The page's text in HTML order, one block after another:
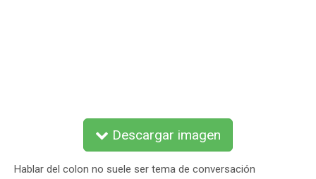
Descargar imagen
Hablar del colon no suele ser tema de conversación